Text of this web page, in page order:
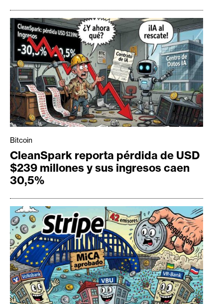
Bitcoin
CleanSpark reporta pérdida de USD
$239 millones y sus ingresos caen
30,5%